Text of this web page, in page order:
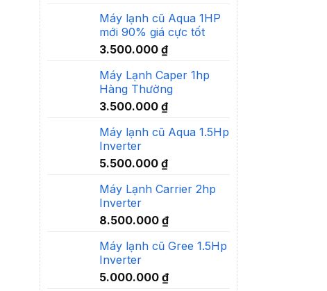
Máy lạnh cũ Aqua 1HP
mới 90% giá cực tốt
3.500.000 ₫
Máy Lạnh Caper 1hp
Hàng Thường
3.500.000 ₫
Máy lạnh cũ Aqua 1.5Hp
Inverter
5.500.000 ₫
Máy Lạnh Carrier 2hp
Inverter
8.500.000 ₫
Máy lạnh cũ Gree 1.5Hp
Inverter
5.000.000 ₫